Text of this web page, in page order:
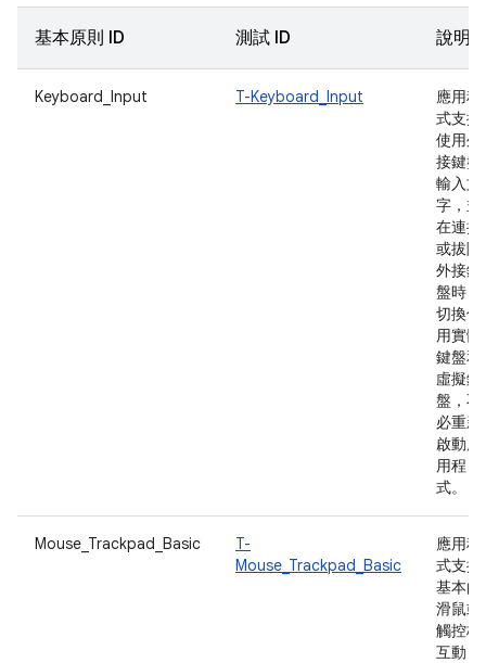
基本原則 ID 測試 ID 說明
Keyboard_Input T-Keyboard_Input
應用程
式支援
使用外
接鍵盤
輸入文
字，並
在連接
或拔除
外接鍵
盤時，
切換使
用實體
鍵盤和
虛擬鍵
盤，不
必重新
啟動應
用程
式。
Mouse_Trackpad_Basic
T-
Mouse_Trackpad_Basic
應用程
式支援
基本的
滑鼠或
觸控板
互動：